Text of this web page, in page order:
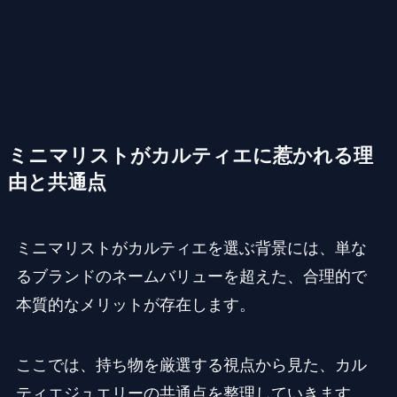
ミニマリストがカルティエに惹かれる理
由と共通点
ミニマリストがカルティエを選ぶ背景には、単な
るブランドのネームバリューを超えた、合理的で
本質的なメリットが存在します。
ここでは、持ち物を厳選する視点から見た、カル